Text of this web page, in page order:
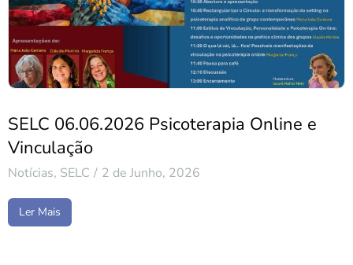
SELC 06.06.2026 Psicoterapia Online e
Vinculação
Notícias, SELC 2 de Junho, 2026
Ler Mais